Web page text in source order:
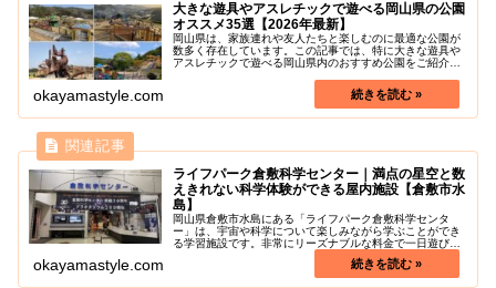
大きな遊具やアスレチックで遊べる岡山県の公園
オススメ35選【2026年最新】
岡山県は、家族連れや友人たちと楽しむのに最適な公園が
数多く存在しています。この記事では、特に大きな遊具や
アスレチックで遊べる岡山県内のおすすめ公園をご紹介し
ークで面白い遊具やアスレチックが...
okayamastyle.com
ライフパーク倉敷科学センター｜満点の星空と数
えきれない科学体験ができる屋内施設【倉敷市水
島】
岡山県倉敷市水島にある「ライフパーク倉敷科学センタ
ー」は、宇宙や科学について楽しみながら学ぶことができ
る学習施設です。非常にリーズナブルな料金で一日遊びつ
くすことができます。「プラネタリウム」と「全天周映画
（巨大映画を展開する映写システム）...
okayamastyle.com